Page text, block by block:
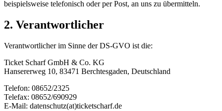
beispielsweise telefonisch oder per Post, an uns zu übermitteln.
2. Verantwortlicher
Verantwortlicher im Sinne der DS-GVO ist die:
Ticket Scharf GmbH & Co. KG
Hansererweg 10, 83471 Berchtesgaden, Deutschland
Telefon: 08652/2325
Telefax: 08652/690929
E-Mail: datenschutz(at)ticketscharf.de